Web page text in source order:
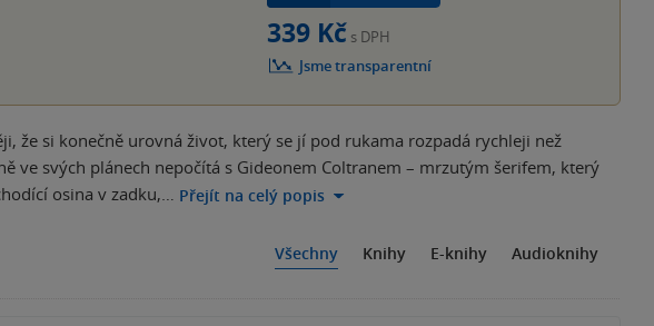
339 Kč s DPH
Jsme transparentní
že si konečně urovná život, který se jí pod rukama rozpadá rychleji než
ve svých plánech nepočítá s Gideonem Coltranem – mrzutým šerifem, který
osina v zadku,… Přejít na celý popis
Všechny Knihy E-knihy Audioknihy